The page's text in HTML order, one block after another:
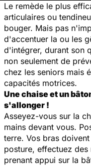
Le remède le plus
articulaires ou
bouger. Mais pas
d'accentuer la ou les
d'intégrer, durant son
non seulement de
chez les seniors mais
capacités motrices.
Une chaise et un
s'allonger !
Asseyez-vous sur la
mains devant vous.
terre. Vos bras
posture, effectuez
prenant appui sur la